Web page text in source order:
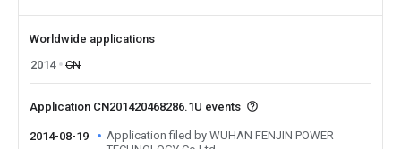
Worldwide applications
2014
CN
Application CN201420468286.1U events
2014-08-19
Application filed by WUHAN FENJIN POWER